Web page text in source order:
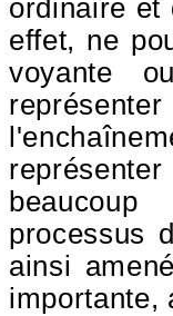
ordinaire et
effet, ne
voyante
processus
ainsi
importante,